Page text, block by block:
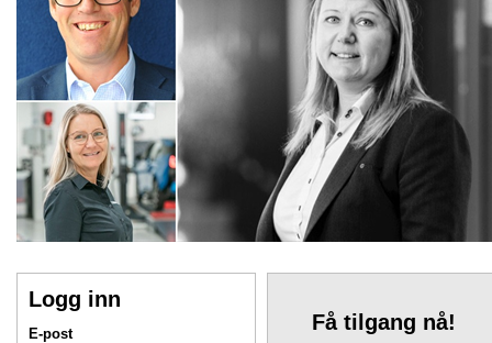
Logg inn
E-post Få tilgang nå!